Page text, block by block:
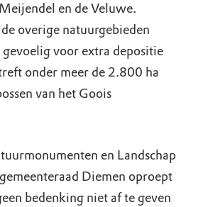
en de Veluwe.
overige natuurgebieden
voor extra depositie
onder meer de 2.800 ha
van het Goois
en Landschap
Diemen oproept
bedenking niet af te geven